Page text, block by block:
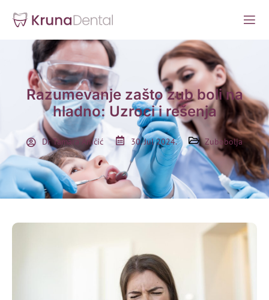
Razumevanje zašto zub boli na
hladno: Uzroci i rešenja
Dr Tamara Aničić 30. Jul 2024. Zubobolja